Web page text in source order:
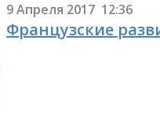
9 Апреля 2017 12:36
Французские